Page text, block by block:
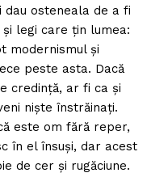
osteneala de a fi
şi legi care ţin lumea:
modernismul şi
peste asta. Dacă
credinţă, ar fi ca şi
nişte înstrăinaţi.
este om fără reper,
în el însuşi, dar acest
de cer şi rugăciune.